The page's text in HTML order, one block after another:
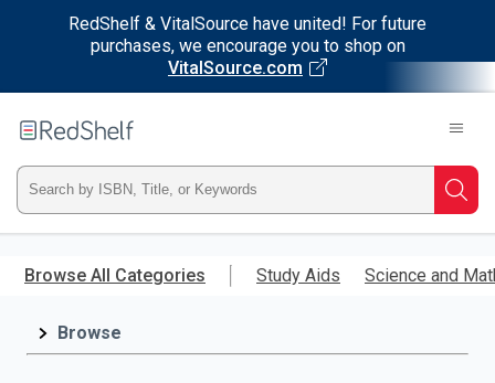
RedShelf & VitalSource have united! For future
purchases, we encourage you to shop on
VitalSource.com
main
RedShelf
Type
ISBN,
Title,
Browse All Categories Study Aids Science and
Browse